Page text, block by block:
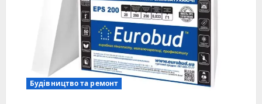
Будівництво та ремонт